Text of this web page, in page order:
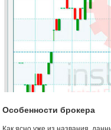
Особенности брокера